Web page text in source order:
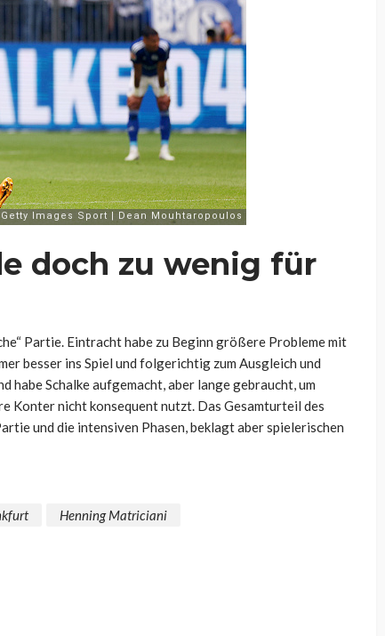
doch zu wenig für
Partie. Eintracht habe zu Beginn größere Probleme mit
besser ins Spiel und folgerichtig zum Ausgleich und
habe Schalke aufgemacht, aber lange gebraucht, um
Konter nicht konsequent nutzt. Das Gesamturteil des
und die intensiven Phasen, beklagt aber spielerischen
Henning Matriciani